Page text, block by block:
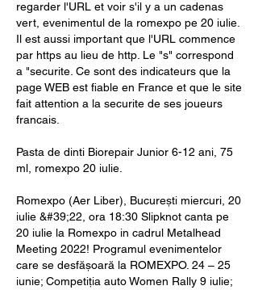
regarder l'URL et voir s'il y a un cadenas
vert, evenimentul de la romexpo pe 20 iulie.
Il est aussi important que l'URL commence
par https au lieu de http. Le "s" correspond
a "securite. Ce sont des indicateurs que la
page WEB est fiable en France et que le site
fait attention a la securite de ses joueurs
francais.
Pasta de dinti Biorepair Junior 6-12 ani, 75
ml, romexpo 20 iulie.
Romexpo (Aer Liber), București miercuri, 20
iulie &#39;22, ora 18:30 Slipknot canta pe
20 iulie la Romexpo in cadrul Metalhead
Meeting 2022! Programul evenimentelor
care se desfășoară la ROMEXPO. 24 – 25
iunie; Competiția auto Women Rally 9 iulie;